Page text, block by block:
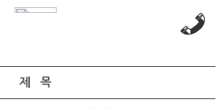
ABOUT US
제 목